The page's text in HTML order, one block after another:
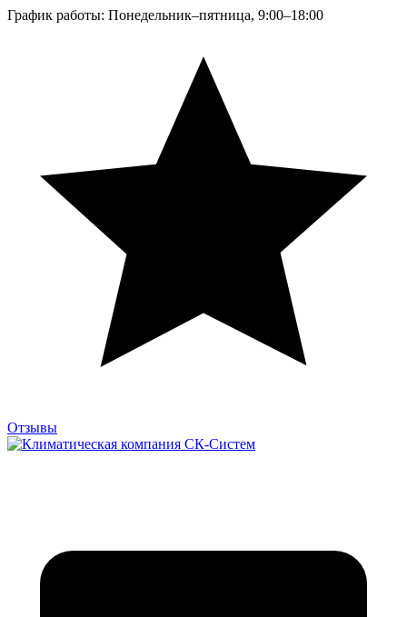
График работы: Понедельник–пятница, 9:00–18:00
Отзывы